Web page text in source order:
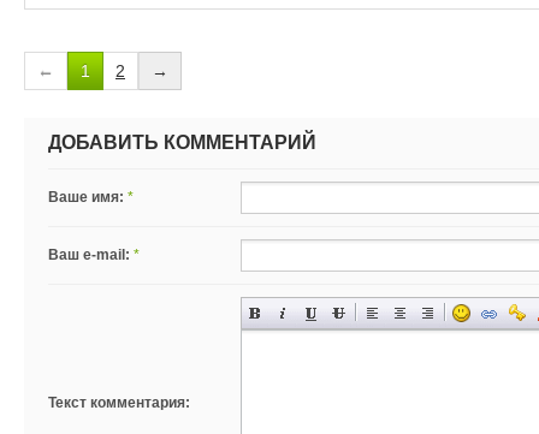
← 1 2 →
ДОБАВИТЬ КОММЕНТАРИЙ
Ваше имя: *
Ваш e-mail: *
Текст комментария: